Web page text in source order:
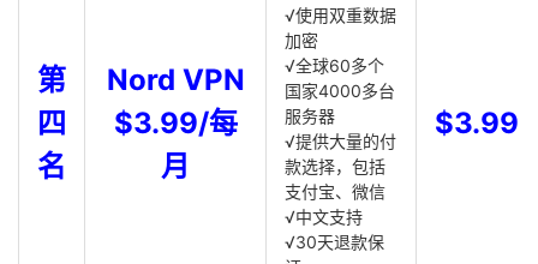
第
四
名
Nord VPN
$3.99/每
月
√使用双重数据
加密
√全球60多个
国家4000多台
服务器
√提供大量的付
款选择，包括
支付宝、微信
√中文支持
√30天退款保
$3.99